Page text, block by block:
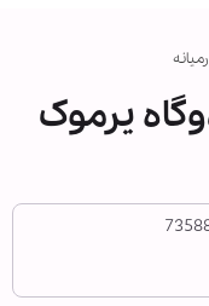
اردوگاه یرموک